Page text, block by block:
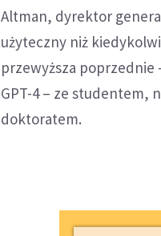
Altman, dyrektor
użyteczny niż
przewyższa poprzednie
GPT-4 – ze studentem,
doktoratem.